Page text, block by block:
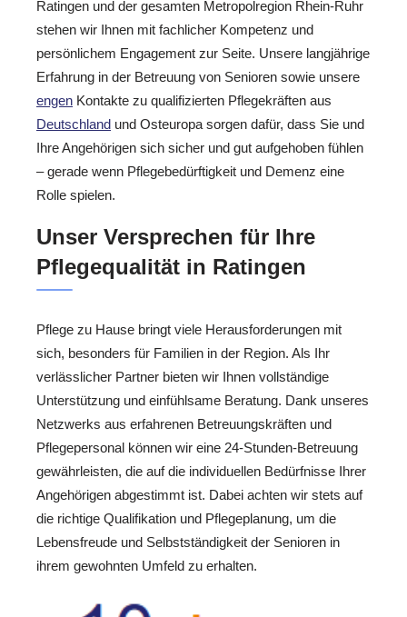
Ratingen und der gesamten Metropolregion Rhein-Ruhr
stehen wir Ihnen mit fachlicher Kompetenz und
persönlichem Engagement zur Seite. Unsere langjährige
Erfahrung in der Betreuung von Senioren sowie unsere
engen Kontakte zu qualifizierten Pflegekräften aus
Deutschland und Osteuropa sorgen dafür, dass Sie und
Ihre Angehörigen sich sicher und gut aufgehoben fühlen
– gerade wenn Pflegebedürftigkeit und Demenz eine
Rolle spielen.
Unser Versprechen für Ihre
Pflegequalität in Ratingen
Pflege zu Hause bringt viele Herausforderungen mit
sich, besonders für Familien in der Region. Als Ihr
verlässlicher Partner bieten wir Ihnen vollständige
Unterstützung und einfühlsame Beratung. Dank unseres
Netzwerks aus erfahrenen Betreuungskräften und
Pflegepersonal können wir eine 24-Stunden-Betreuung
gewährleisten, die auf die individuellen Bedürfnisse Ihrer
Angehörigen abgestimmt ist. Dabei achten wir stets auf
die richtige Qualifikation und Pflegeplanung, um die
Lebensfreude und Selbstständigkeit der Senioren in
ihrem gewohnten Umfeld zu erhalten.